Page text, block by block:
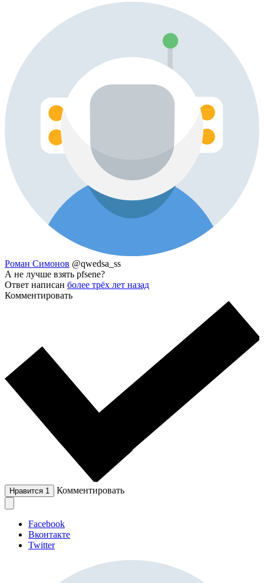
Роман Симонов @qwedsa_ss
А не лучше взять pfsene?
Ответ написан более трёх лет назад
Комментировать
Нравится 1 Комментировать
Facebook
Вконтакте
Twitter